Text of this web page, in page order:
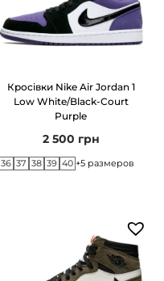
Кросівки Nike Air Jordan 1
Low White/Black-Court
Purple
2 500 грн
36 37 38 39 40 +5 размеров